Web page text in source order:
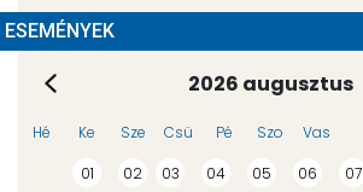
ESEMÉNYEK
2026 augusztus
Hé Ke Sze Csü Pé Szo
Vas
01
02 03 04 05 06 07